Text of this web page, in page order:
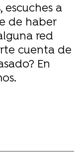
escuches a
de haber
red
cuenta de
En